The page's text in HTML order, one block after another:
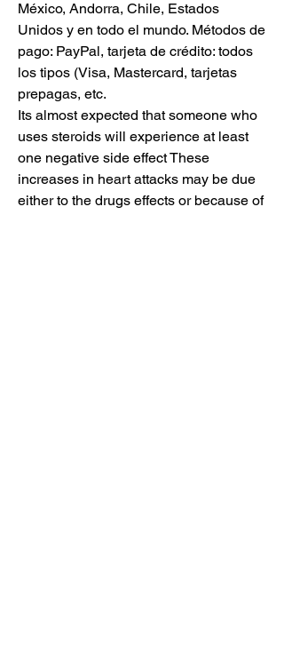
México, Andorra, Chile, Estados
Unidos y en todo el mundo. Métodos de
pago: PayPal, tarjeta de crédito: todos
los tipos (Visa, Mastercard, tarjetas
prepagas, etc.
Its almost expected that someone who
uses steroids will experience at least
one negative side effect These
increases in heart attacks may be due
either to the drugs effects or because of